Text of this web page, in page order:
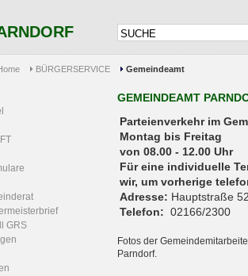
BÜRGERSERVICE Gemeindeamt
GRS
GEMEINDEAMT
Parteienverkehr
Montag bis Freitag
von 08.00 - 12.00 Uhr
Für eine individuelle
wir, um vorherige
Adresse: Hauptstraße
Telefon: 02166/2300
Fotos der
Parndorf.